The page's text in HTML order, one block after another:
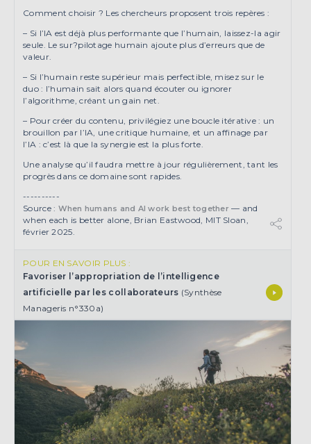
Comment choisir ? Les chercheurs proposent trois repères :
– Si l’IA est déjà plus performante que l’humain, laissez-la agir
seule. Le sur?pilotage humain ajoute plus d’erreurs que de
valeur.
– Si l’humain reste supérieur mais perfectible, misez sur le
duo : l’humain sait alors quand écouter ou ignorer
l’algorithme, créant un gain net.
– Pour créer du contenu, privilégiez une boucle itérative : un
brouillon par l’IA, une critique humaine, et un affinage par
l’IA : c’est là que la synergie est la plus forte.
Une analyse qu’il faudra mettre à jour régulièrement, tant les
progrès dans ce domaine sont rapides.
----------
Source : When humans and AI work best together — and
when each is better alone, Brian Eastwood, MIT Sloan,
février 2025.
POUR EN SAVOIR PLUS :
Favoriser l’appropriation de l’intelligence
artificielle par les collaborateurs (Synthèse
Manageris n°330a)